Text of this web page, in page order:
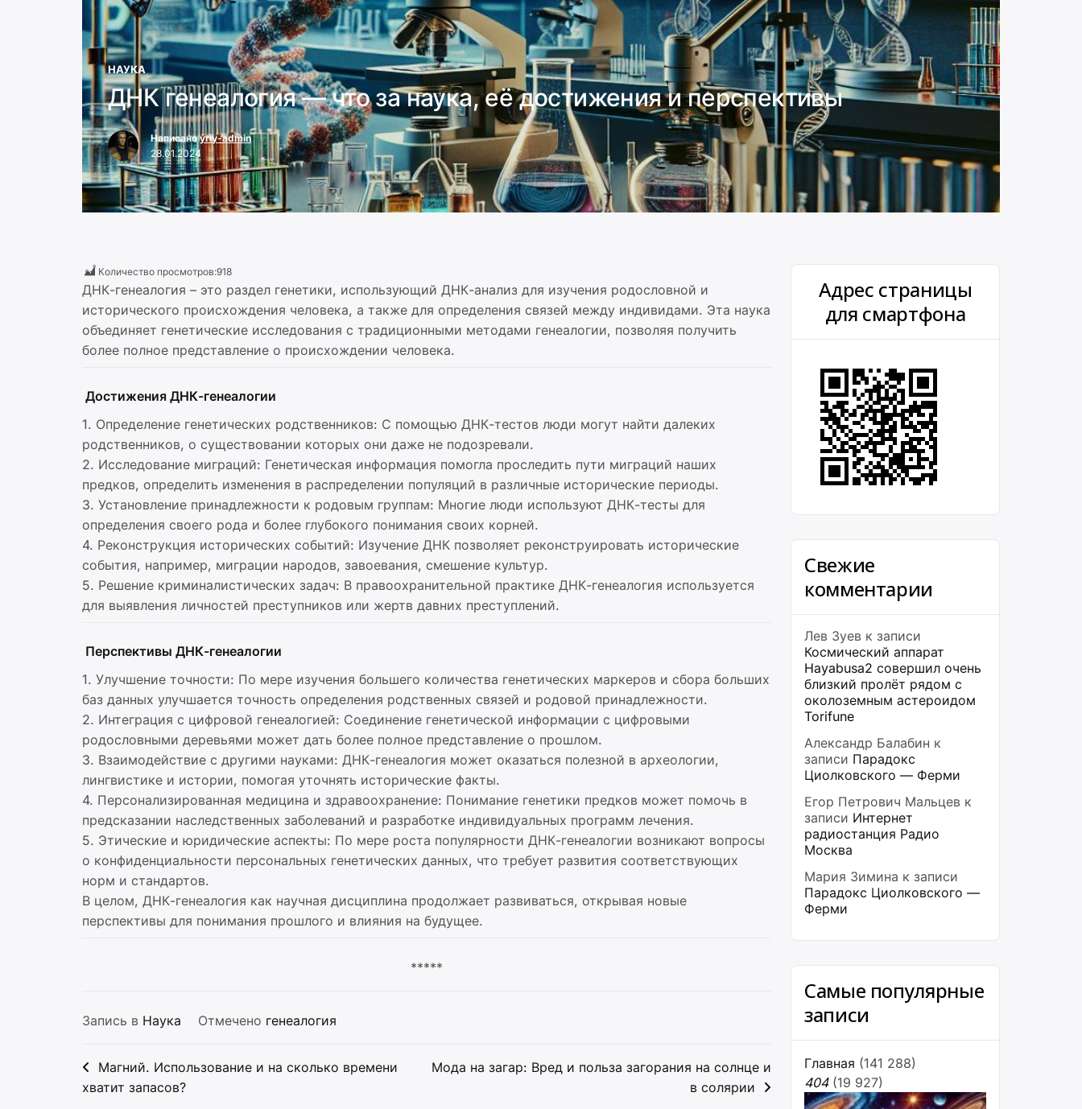
НАУКА
ДНК генеалогия — что за наука, её достижения и перспективы
Написаноyriy-admin
28.01.2024
Количество просмотров:918
ДНК-генеалогия – это раздел генетики, использующий ДНК-анализ для изучения родословной и
исторического происхождения человека, а также для определения связей между индивидами. Эта наука
объединяет генетические исследования с традиционными методами генеалогии, позволяя получить
более полное представление о происхождении человека.
Достижения ДНК-генеалогии
1. Определение генетических родственников: С помощью ДНК-тестов люди могут найти далеких
родственников, о существовании которых они даже не подозревали.
2. Исследование миграций: Генетическая информация помогла проследить пути миграций наших
предков, определить изменения в распределении популяций в различные исторические периоды.
3. Установление принадлежности к родовым группам: Многие люди используют ДНК-тесты для
определения своего рода и более глубокого понимания своих корней.
4. Реконструкция исторических событий: Изучение ДНК позволяет реконструировать исторические
события, например, миграции народов, завоевания, смешение культур.
5. Решение криминалистических задач: В правоохранительной практике ДНК-генеалогия используется
для выявления личностей преступников или жертв давних преступлений.
Перспективы ДНК-генеалогии
1. Улучшение точности: По мере изучения большего количества генетических маркеров и сбора больших
баз данных улучшается точность определения родственных связей и родовой принадлежности.
2. Интеграция с цифровой генеалогией: Соединение генетической информации с цифровыми
родословными деревьями может дать более полное представление о прошлом.
3. Взаимодействие с другими науками: ДНК-генеалогия может оказаться полезной в археологии,
лингвистике и истории, помогая уточнять исторические факты.
4. Персонализированная медицина и здравоохранение: Понимание генетики предков может помочь в
предсказании наследственных заболеваний и разработке индивидуальных программ лечения.
5. Этические и юридические аспекты: По мере роста популярности ДНК-генеалогии возникают вопросы
о конфиденциальности персональных генетических данных, что требует развития соответствующих
норм и стандартов.
В целом, ДНК-генеалогия как научная дисциплина продолжает развиваться, открывая новые
перспективы для понимания прошлого и влияния на будущее.
*****
Запись в Наука Отмечено генеалогия
Навигация
по
Магний. Использование и на сколько времени
хватит запасов?
Мода на загар: Вред и польза загорания на солнце и
в солярии
Адрес страницы
для смартфона
Свежие
комментарии
Лев Зуев к записи
Космический аппарат
Hayabusa2 совершил очень
близкий пролёт рядом с
околоземным астероидом
Torifune
Александр Балабин к
записи Парадокс
Циолковского — Ферми
Егор Петрович Мальцев к
записи Интернет
радиостанция Радио
Москва
Мария Зимина к записи
Парадокс Циолковского —
Ферми
Самые популярные
записи
Главная (141 288)
404 (19 927)